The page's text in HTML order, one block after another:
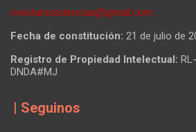
revistaresistencias@gmail.com
Fecha de constitución: 21 de julio de
Registro de Propiedad Intelectual:
DNDA#MJ
| Seguinos